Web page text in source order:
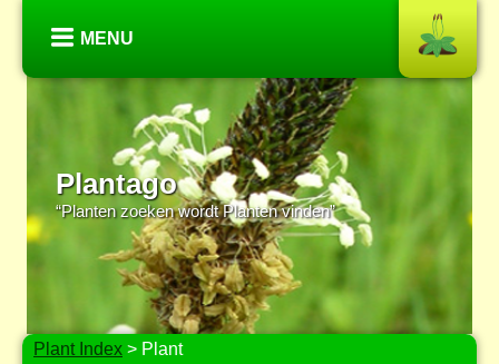
MENU
Plantago
“Planten zoeken wordt Planten vinden”
Plant Index > Plant